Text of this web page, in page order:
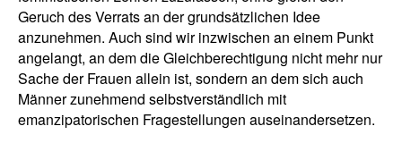
Geruch des Verrats an der grundsätzlichen Idee
anzunehmen. Auch sind wir inzwischen an einem Punkt
angelangt, an dem die Gleichberechtigung nicht mehr nur
Sache der Frauen allein ist, sondern an dem sich auch
Männer zunehmend selbstverständlich mit
emanzipatorischen Fragestellungen auseinandersetzen.